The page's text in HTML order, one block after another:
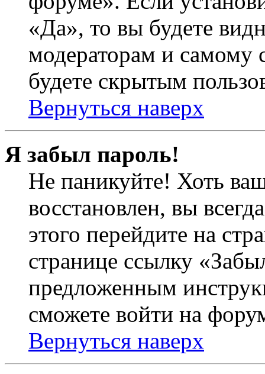
«Да», то вы будете
модераторам и самому
будете скрытым
Вернуться наверх
Я забыл пароль!
Не паникуйте! Хоть
восстановлен, вы
этого перейдите на
странице ссылку
предложенным
сможете войти на
Вернуться наверх